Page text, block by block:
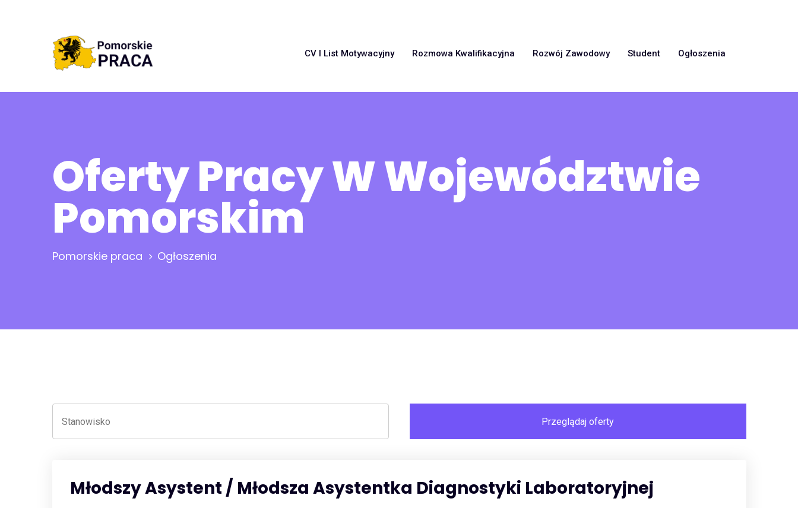
CV I List Motywacyjny Rozmowa Kwalifikacyjna Rozwój Zawodowy Student Ogłoszenia
Oferty Pracy W Województwie
Pomorskim
Pomorskie praca Ogłoszenia
Młodszy Asystent / Młodsza Asystentka Diagnostyki Laboratoryjnej